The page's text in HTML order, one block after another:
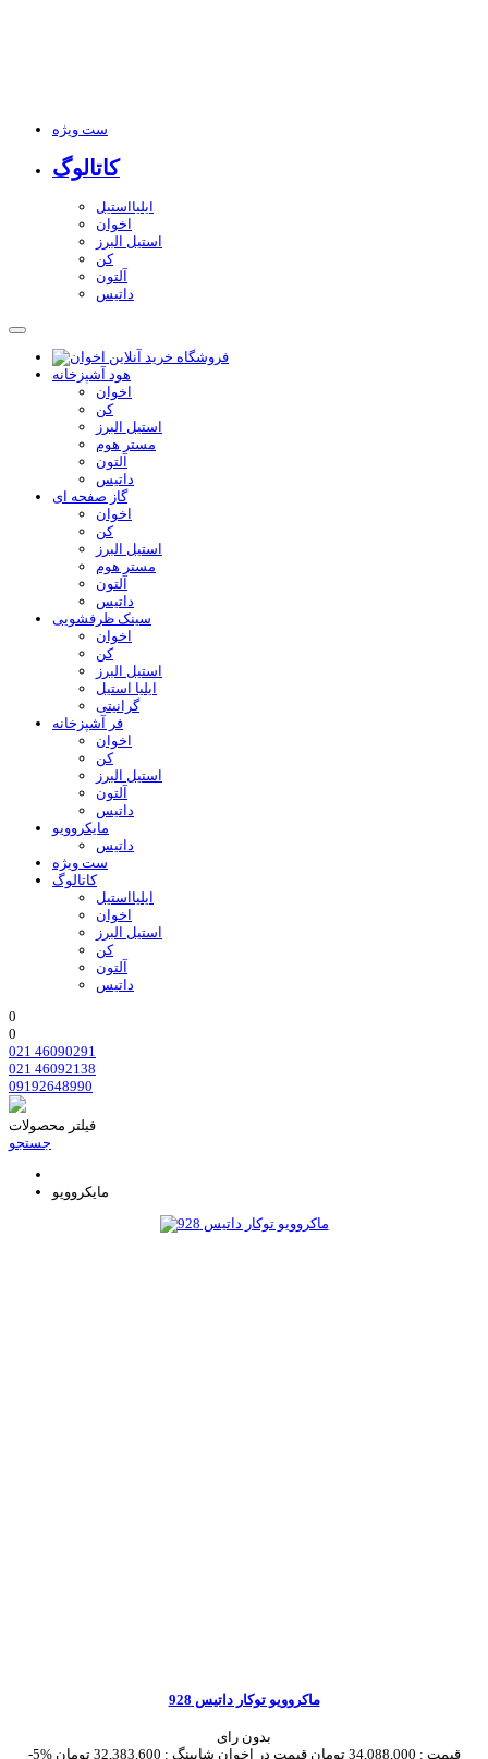
ست ویژه
کاتالوگ
ایلیااستیل
اخوان
استیل البرز
کن
آلتون
داتیس
هود آشپزخانه
اخوان
کن
استیل البرز
مستر هوم
آلتون
داتیس
گاز صفحه ای
اخوان
کن
استیل البرز
مستر هوم
آلتون
داتیس
سینک ظرفشویی
اخوان
کن
استیل البرز
ایلیا استیل
گرانیتی
فر آشپزخانه
اخوان
کن
استیل البرز
آلتون
داتیس
مایکروویو
داتیس
ست ویژه
کاتالوگ
ایلیااستیل
اخوان
استیل البرز
کن
آلتون
داتیس
0
0
021 46090291
021 46092138
09192648990
فیلتر محصولات
جستجو
مایکروویو
ماکروویو توکار داتیس 928
بدون رای
-5%
قیمت : 34,088,000 تومان قیمت در اخوان شاپینگ : 32,383,600 تومان